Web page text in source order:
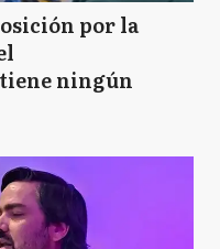
por la
ningún